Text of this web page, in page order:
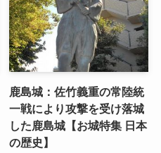
鹿島城：佐竹義重の常陸統
一戦により攻撃を受け落城
した鹿島城【お城特集 日本
の歴史】